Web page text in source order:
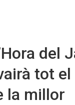
del
tot el
la millor